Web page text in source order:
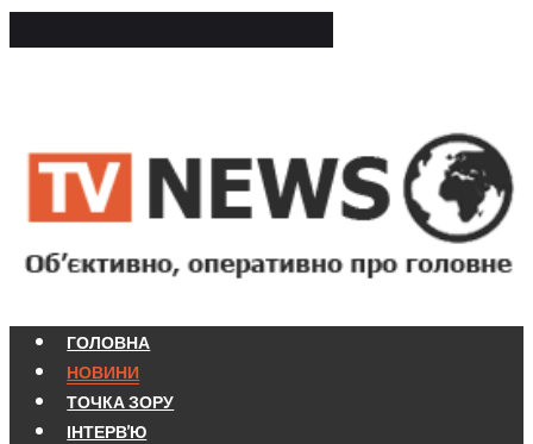
ГОЛОВНА
НОВИНИ
ТОЧКА ЗОРУ
ІНТЕРВ'Ю